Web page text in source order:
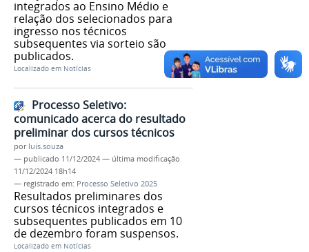
integrados ao Ensino Médio e
relação dos selecionados para
ingresso nos técnicos
subsequentes via sorteio são
publicados.
Localizado em Notícias
Processo Seletivo:
comunicado acerca do resultado
preliminar dos cursos técnicos
por luis.souza
— publicado 11/12/2024 — última modificação
11/12/2024 18h14
— registrado em: Processo Seletivo 2025
Resultados preliminares dos
cursos técnicos integrados e
subsequentes publicados em 10
de dezembro foram suspensos.
Localizado em Notícias